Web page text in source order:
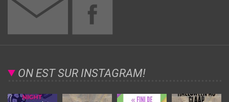
ON EST SUR INSTAGRAM!